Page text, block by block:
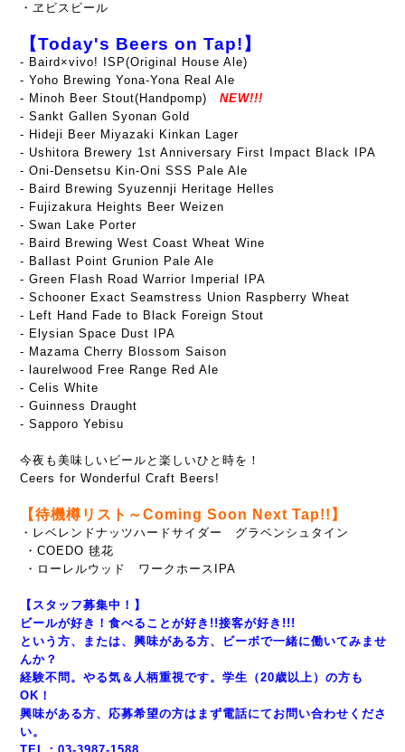
・ヱビスビール
【Today's Beers on Tap!】
- Baird×vivo! ISP(Original House Ale)
- Yoho Brewing Yona-Yona Real Ale
- Minoh Beer Stout(Handpomp) NEW!!!
- Sankt Gallen Syonan Gold
- Hideji Beer Miyazaki Kinkan Lager
- Ushitora Brewery 1st Anniversary First Impact Black IPA
- Oni-Densetsu Kin-Oni SSS Pale Ale
- Baird Brewing Syuzennji Heritage Helles
- Fujizakura Heights Beer Weizen
- Swan Lake Porter
- Baird Brewing West Coast Wheat Wine
- Ballast Point Grunion Pale Ale
- Green Flash Road Warrior Imperial IPA
- Schooner Exact Seamstress Union Raspberry Wheat
- Left Hand Fade to Black Foreign Stout
- Elysian Space Dust IPA
- Mazama Cherry Blossom Saison
- laurelwood Free Range Red Ale
- Celis White
- Guinness Draught
- Sapporo Yebisu
今夜も美味しいビールと楽しいひと時を！
Ceers for Wonderful Craft Beers!
【待機樽リスト～Coming Soon Next Tap!!】
・レベレンドナッツハードサイダー グラベンシュタイン
・COEDO 毬花
・ローレルウッド ワークホースIPA
【スタッフ募集中！】
ビールが好き！食べることが好き!!接客が好き!!!
という方、または、興味がある方、ビーボで一緒に働いてみませ
んか？
経験不問。やる気＆人柄重視です。学生（20歳以上）の方も
OK！
興味がある方、応募希望の方はまず電話にてお問い合わせくださ
い。